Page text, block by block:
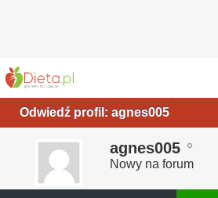
Odwiedź profil: agnes005
agnes005
Nowy na forum